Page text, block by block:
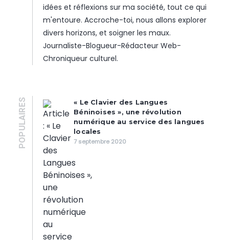
idées et réflexions sur ma société, tout ce qui
m'entoure. Accroche-toi, nous allons explorer
divers horizons, et soigner les maux.
Journaliste-Blogueur-Rédacteur Web-
Chroniqueur culturel.
POPULAIRES
« Le Clavier des Langues
Béninoises », une révolution
numérique au service des langues
locales
7 septembre 2020